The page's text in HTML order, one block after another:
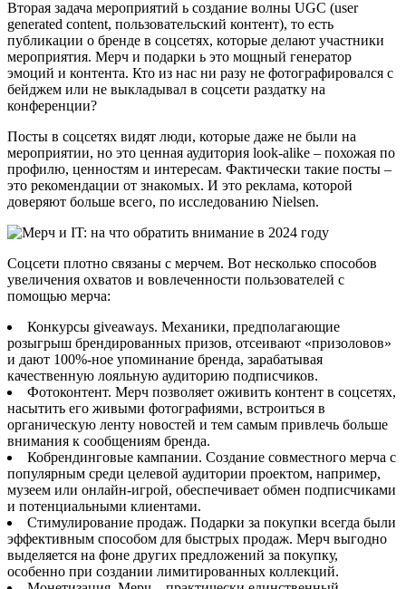
Вторая задача мероприятий ь создание волны UGC (user
generated content, пользовательский контент), то есть
публикации о бренде в соцсетях, которые делают участники
мероприятия. Мерч и подарки ь это мощный генератор
эмоций и контента. Кто из нас ни разу не фотографировался с
бейджем или не выкладывал в соцсети раздатку на
конференции?
Посты в соцсетях видят люди, которые даже не были на
мероприятии, но это ценная аудитория look-alike – похожая по
профилю, ценностям и интересам. Фактически такие посты –
это рекомендации от знакомых. И это реклама, которой
доверяют больше всего, по исследованию Nielsen.
Соцсети плотно связаны с мерчем. Вот несколько способов
увеличения охватов и вовлеченности пользователей с
помощью мерча:
Конкурсы giveaways. Механики, предполагающие
розыгрыш брендированных призов, отсеивают «призоловов»
и дают 100%-ное упоминание бренда, зарабатывая
качественную лояльную аудиторию подписчиков.
Фотоконтент. Мерч позволяет оживить контент в соцсетях,
насытить его живыми фотографиями, встроиться в
органическую ленту новостей и тем самым привлечь больше
внимания к сообщениям бренда.
Кобрендинговые кампании. Создание совместного мерча с
популярным среди целевой аудитории проектом, например,
музеем или онлайн-игрой, обеспечивает обмен подписчиками
и потенциальными клиентами.
Стимулирование продаж. Подарки за покупки всегда были
эффективным способом для быстрых продаж. Мерч выгодно
выделяется на фоне других предложений за покупку,
особенно при создании лимитированных коллекций.